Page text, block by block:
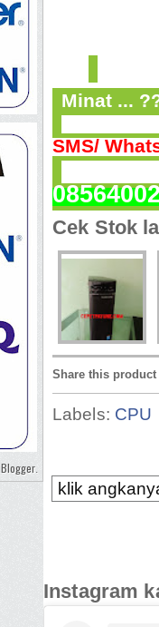
Minat ...
SMS/
Cek Stok
Share this product
Labels: CPU
klik
Instagram
Blogger.